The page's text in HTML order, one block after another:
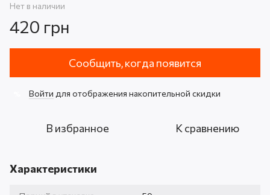
Нет в наличии
420 грн
Сообщить, когда появится
Войти для отображения накопительной скидки
В избранное К сравнению
Характеристики